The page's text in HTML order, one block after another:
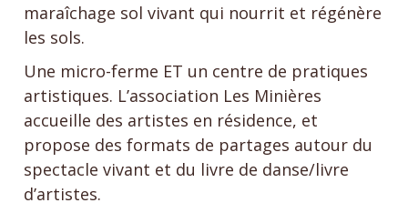
maraîchage sol vivant qui nourrit et régénère
les sols.
Une micro-ferme ET un centre de pratiques
artistiques. L’association Les Minières
accueille des artistes en résidence, et
propose des formats de partages autour du
spectacle vivant et du livre de danse/livre
d’artistes.